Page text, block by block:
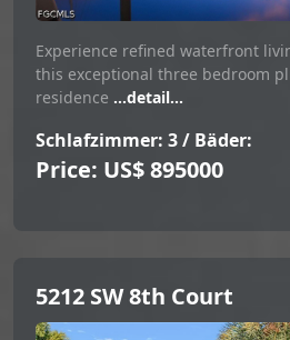
Experience refined waterfront
this exceptional three bedroom
residence ...detail...
Schlafzimmer: 3 / Bäder:
Price: US$ 895000
5212 SW 8th Court